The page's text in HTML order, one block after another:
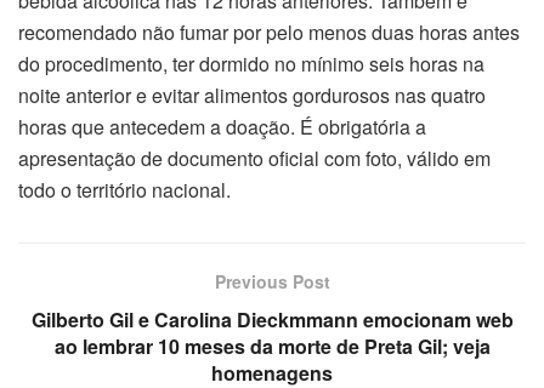
recomendado não fumar por pelo menos duas horas antes
do procedimento, ter dormido no mínimo seis horas na
noite anterior e evitar alimentos gordurosos nas quatro
horas que antecedem a doação. É obrigatória a
apresentação de documento oficial com foto, válido em
todo o território nacional.
Previous Post
Gilberto Gil e Carolina Dieckmmann emocionam web
ao lembrar 10 meses da morte de Preta Gil; veja
homenagens